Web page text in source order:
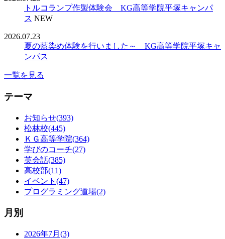
トルコランプ作製体験会 KG高等学院平塚キャンパ
ス NEW
2026.07.23
夏の藍染め体験を行いました～ KG高等学院平塚キャ
ンパス
一覧を見る
テーマ
お知らせ(393)
松林校(445)
ＫＧ高等学院(364)
学びのコーチ(27)
英会話(385)
高校部(11)
イベント(47)
プログラミング道場(2)
月別
2026年7月(3)